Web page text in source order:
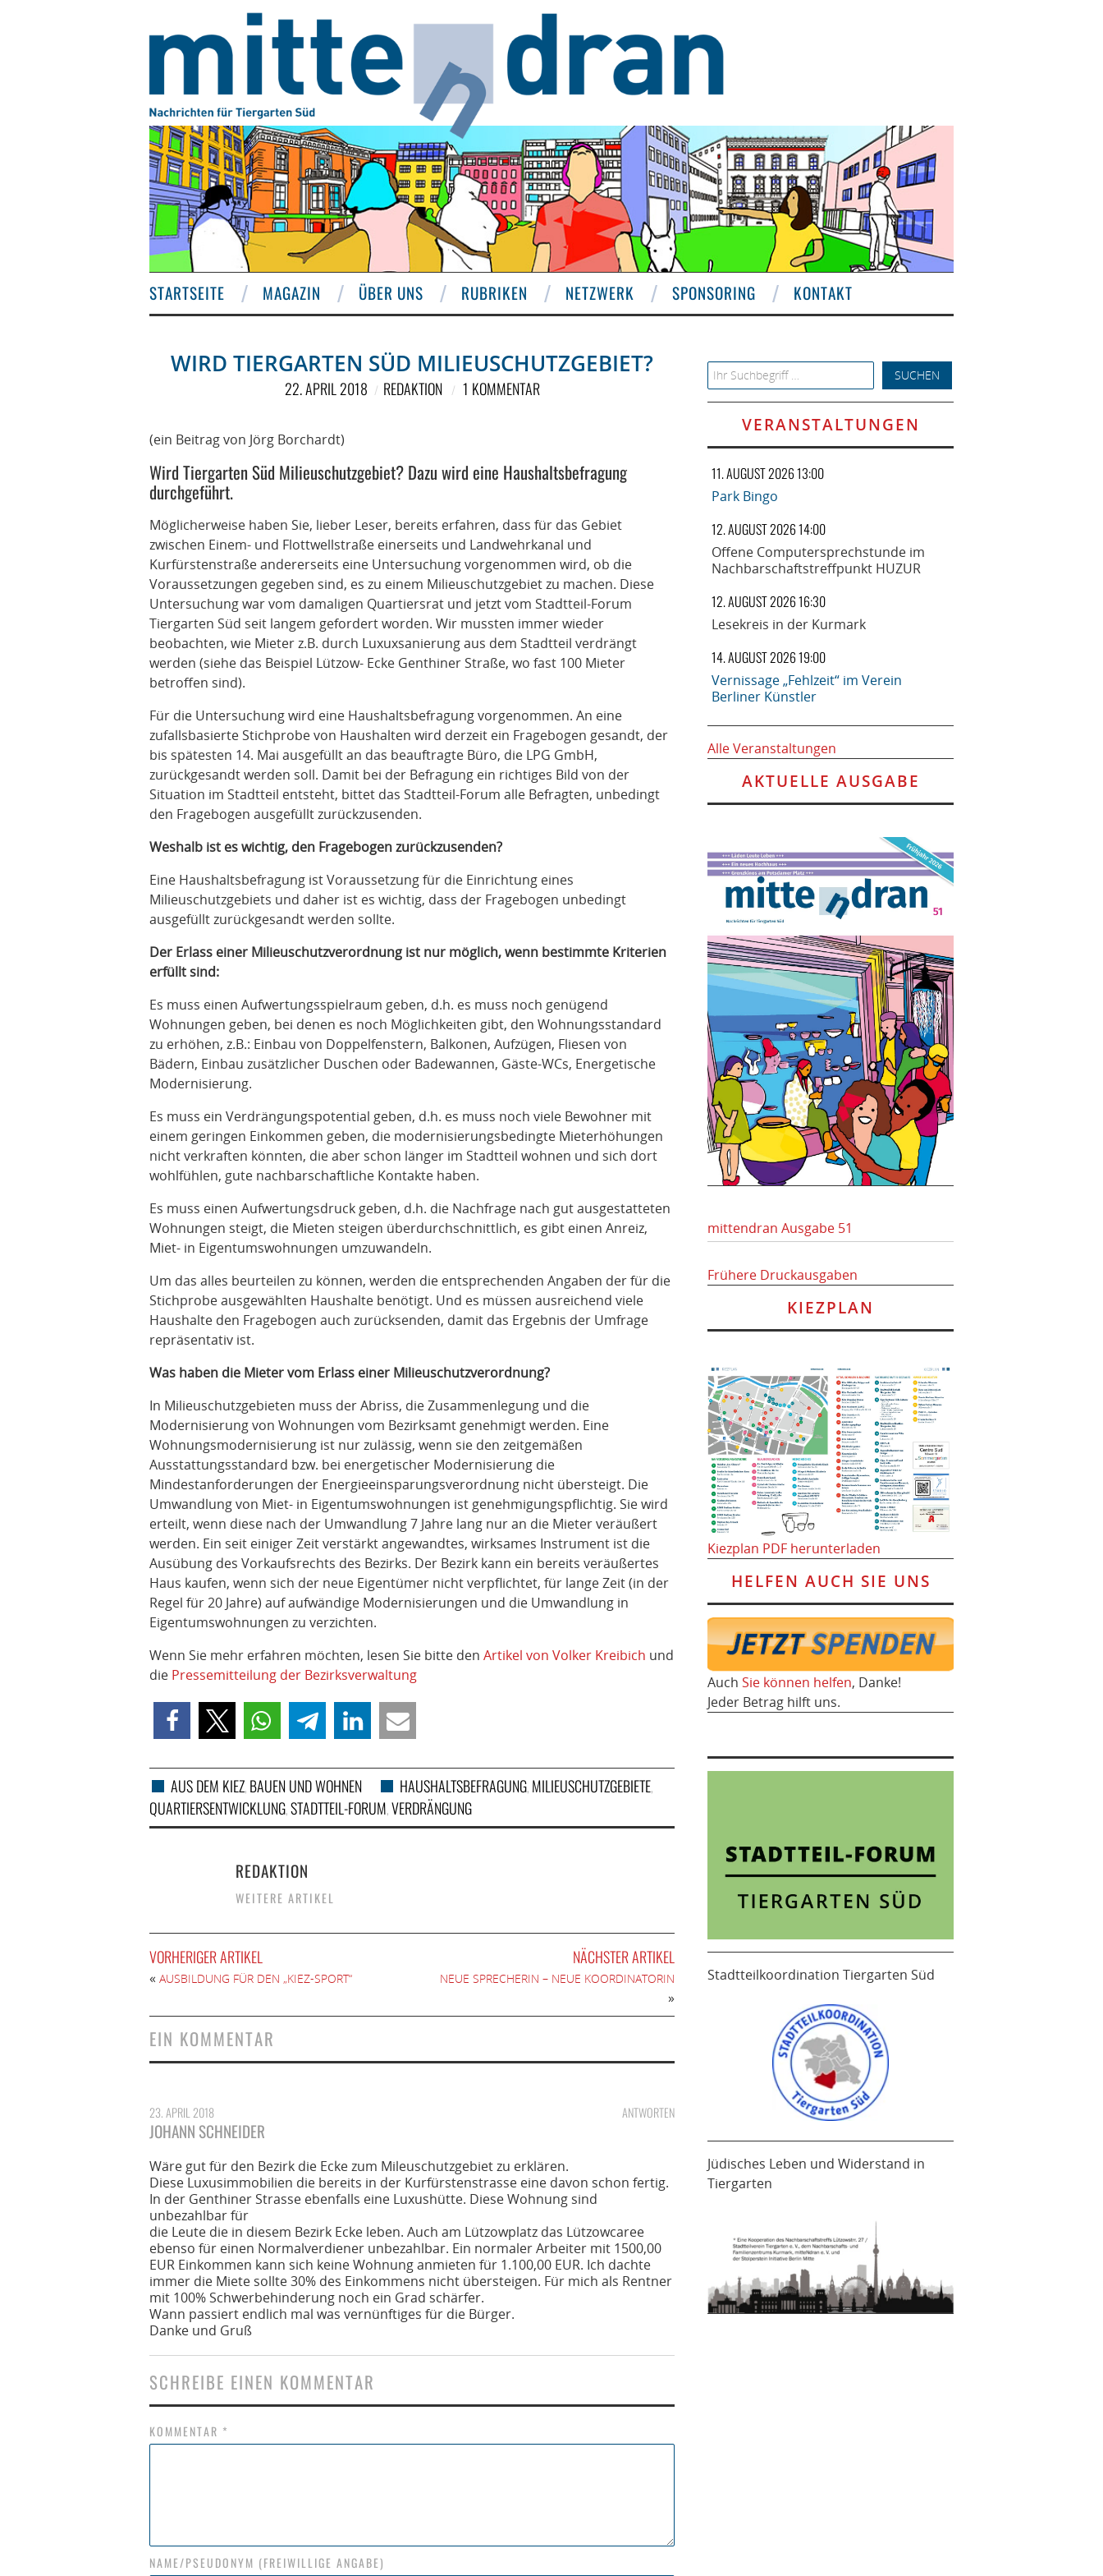
STARTSEITE MAGAZIN ÜBER UNS RUBRIKEN NETZWERK SPONSORING KONTAKT
WIRD TIERGARTEN SÜD MILIEUSCHUTZGEBIET?
22. APRIL 2018 REDAKTION 1 KOMMENTAR
(ein Beitrag von Jörg Borchardt)
Wird Tiergarten Süd Milieuschutzgebiet? Dazu wird eine Haushaltsbefragung
durchgeführt.
Möglicherweise haben Sie, lieber Leser, bereits erfahren, dass für das Gebiet
zwischen Einem- und Flottwellstraße einerseits und Landwehrkanal und
Kurfürstenstraße andererseits eine Untersuchung vorgenommen wird, ob die
Voraussetzungen gegeben sind, es zu einem Milieuschutzgebiet zu machen. Diese
Untersuchung war vom damaligen Quartiersrat und jetzt vom Stadtteil-Forum
Tiergarten Süd seit langem gefordert worden. Wir mussten immer wieder
beobachten, wie Mieter z.B. durch Luxuxsanierung aus dem Stadtteil verdrängt
werden (siehe das Beispiel Lützow- Ecke Genthiner Straße, wo fast 100 Mieter
betroffen sind).
Für die Untersuchung wird eine Haushaltsbefragung vorgenommen. An eine
zufallsbasierte Stichprobe von Haushalten wird derzeit ein Fragebogen gesandt, der
bis spätesten 14. Mai ausgefüllt an das beauftragte Büro, die LPG GmbH,
zurückgesandt werden soll. Damit bei der Befragung ein richtiges Bild von der
Situation im Stadtteil entsteht, bittet das Stadtteil-Forum alle Befragten, unbedingt
den Fragebogen ausgefüllt zurückzusenden.
Weshalb ist es wichtig, den Fragebogen zurückzusenden?
Eine Haushaltsbefragung ist Voraussetzung für die Einrichtung eines
Milieuschutzgebiets und daher ist es wichtig, dass der Fragebogen unbedingt
ausgefüllt zurückgesandt werden sollte.
Der Erlass einer Milieuschutzverordnung ist nur möglich, wenn bestimmte Kriterien
erfüllt sind:
Es muss einen Aufwertungsspielraum geben, d.h. es muss noch genügend
Wohnungen geben, bei denen es noch Möglichkeiten gibt, den Wohnungsstandard
zu erhöhen, z.B.: Einbau von Doppelfenstern, Balkonen, Aufzügen, Fliesen von
Bädern, Einbau zusätzlicher Duschen oder Badewannen, Gäste-WCs, Energetische
Modernisierung.
Es muss ein Verdrängungspotential geben, d.h. es muss noch viele Bewohner mit
einem geringen Einkommen geben, die modernisierungsbedingte Mieterhöhungen
nicht verkraften könnten, die aber schon länger im Stadtteil wohnen und sich dort
wohlfühlen, gute nachbarschaftliche Kontakte haben.
Es muss einen Aufwertungsdruck geben, d.h. die Nachfrage nach gut ausgestatteten
Wohnungen steigt, die Mieten steigen überdurchschnittlich, es gibt einen Anreiz,
Miet- in Eigentumswohnungen umzuwandeln.
Um das alles beurteilen zu können, werden die entsprechenden Angaben der für die
Stichprobe ausgewählten Haushalte benötigt. Und es müssen ausreichend viele
Haushalte den Fragebogen auch zurücksenden, damit das Ergebnis der Umfrage
repräsentativ ist.
Was haben die Mieter vom Erlass einer Milieuschutzverordnung?
In Milieuschutzgebieten muss der Abriss, die Zusammenlegung und die
Modernisierung von Wohnungen vom Bezirksamt genehmigt werden. Eine
Wohnungsmodernisierung ist nur zulässig, wenn sie den zeitgemäßen
Ausstattungsstandard bzw. bei energetischer Modernisierung die
Mindestanforderungen der Energieeinsparungsverordnung nicht übersteigt. Die
Umwandlung von Miet- in Eigentumswohnungen ist genehmigungspflichtig. Sie wird
erteilt, wenn diese nach der Umwandlung 7 Jahre lang nur an die Mieter veräußert
werden. Ein seit einiger Zeit verstärkt angewandtes, wirksames Instrument ist die
Ausübung des Vorkaufsrechts des Bezirks. Der Bezirk kann ein bereits veräußertes
Haus kaufen, wenn sich der neue Eigentümer nicht verpflichtet, für lange Zeit (in der
Regel für 20 Jahre) auf aufwändige Modernisierungen und die Umwandlung in
Eigentumswohnungen zu verzichten.
Wenn Sie mehr erfahren möchten, lesen Sie bitte den Artikel von Volker Kreibich und
die Pressemitteilung der Bezirksverwaltung
AUS DEM KIEZ, BAUEN UND WOHNEN HAUSHALTSBEFRAGUNG, MILIEUSCHUTZGEBIETE,
QUARTIERSENTWICKLUNG,STADTTEIL-FORUM,VERDRÄNGUNG
REDAKTION
WEITERE ARTIKEL
VORHERIGER ARTIKEL
« AUSBILDUNG FÜR DEN „KIEZ-SPORT“
NÄCHSTER ARTIKEL
NEUE SPRECHERIN – NEUE KOORDINATORIN
»
EIN KOMMENTAR
ANTWORTEN
23. APRIL 2018
JOHANN SCHNEIDER
Wäre gut für den Bezirk die Ecke zum Mileuschutzgebiet zu erklären.
Diese Luxusimmobilien die bereits in der Kurfürstenstrasse eine davon schon fertig.
In der Genthiner Strasse ebenfalls eine Luxushütte. Diese Wohnung sind
unbezahlbar für
die Leute die in diesem Bezirk Ecke leben. Auch am Lützowplatz das Lützowcaree
ebenso für einen Normalverdiener unbezahlbar. Ein normaler Arbeiter mit 1500,00
EUR Einkommen kann sich keine Wohnung anmieten für 1.100,00 EUR. Ich dachte
immer die Miete sollte 30% des Einkommens nicht übersteigen. Für mich als Rentner
mit 100% Schwerbehinderung noch ein Grad schärfer.
Wann passiert endlich mal was vernünftiges für die Bürger.
Danke und Gruß
SCHREIBE EINEN KOMMENTAR
KOMMENTAR *
NAME/PSEUDONYM (FREIWILLIGE ANGABE)
Search for:
VERANSTALTUNGEN
11. AUGUST 2026 13:00
Park Bingo
12. AUGUST 2026 14:00
Offene Computersprechstunde im
Nachbarschaftstreffpunkt HUZUR
12. AUGUST 2026 16:30
Lesekreis in der Kurmark
14. AUGUST 2026 19:00
Vernissage „Fehlzeit“ im Verein
Berliner Künstler
Alle Veranstaltungen
AKTUELLE AUSGABE
mittendran Ausgabe 51
Frühere Druckausgaben
KIEZPLAN
Kiezplan PDF herunterladen
HELFEN AUCH SIE UNS
Auch Sie können helfen, Danke!
Jeder Betrag hilft uns.
Stadtteilkoordination Tiergarten Süd
Jüdisches Leben und Widerstand in
Tiergarten